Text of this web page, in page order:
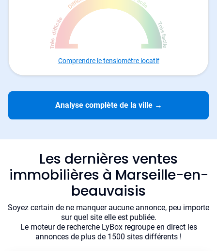
Comprendre le tensiomètre locatif
Analyse complète de la ville →
Les dernières ventes
immobilières à Marseille-en-
beauvaisis
Soyez certain de ne manquer aucune annonce, peu importe
sur quel site elle est publiée.
Le moteur de recherche LyBox regroupe en direct les
annonces de plus de 1500 sites différents !